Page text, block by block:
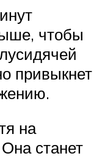
чтобы
привыкнет
на
станет